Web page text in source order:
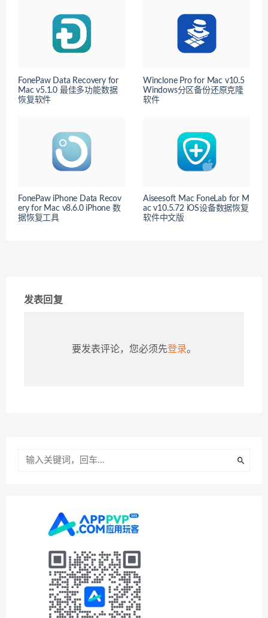
FonePaw Data Recovery for
Mac v5.1.0 最佳多功能数据
恢复软件
Winclone Pro for Mac v10.5
Windows分区备份还原克隆
软件
FonePaw iPhone Data Recov
ery for Mac v8.6.0 iPhone 数
据恢复工具
Aiseesoft Mac FoneLab for M
ac v10.5.72 iOS设备数据恢复
软件中文版
发表回复
要发表评论，您必须先登录。